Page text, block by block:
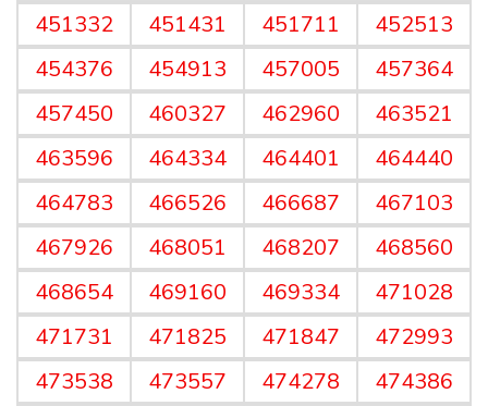
451332
451431 451711
452513
454376
454913 457005
457364
457450
460327 462960
463521
463596
464334 464401
464440
464783
466526 466687
467103
467926
468051 468207
468560
468654
469160 469334
471028
471731
471825 471847
472993
473538
473557 474278
474386